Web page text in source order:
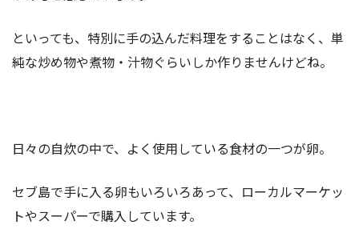
といっても、特別に手の込んだ料理をすることはなく、単
純な炒め物や煮物・汁物ぐらいしか作りませんけどね。
日々の自炊の中で、よく使用している食材の一つが卵。
セブ島で手に入る卵もいろいろあって、ローカルマーケッ
トやスーパーで購入しています。